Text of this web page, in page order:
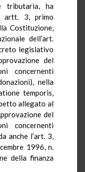
tributaria, ha
artt. 3, primo
Costituzione,
dell’art.
legislativo
del
concernenti
nella
temporis,
allegato al
del
concernenti
anche l’art. 3,
1996, n.
della finanza